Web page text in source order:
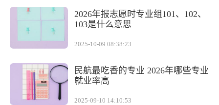
2026年报志愿时专业组101、102、
103是什么意思
2025-10-09 08:38:23
民航最吃香的专业 2026年哪些专业
就业率高
2025-09-10 14:10:53